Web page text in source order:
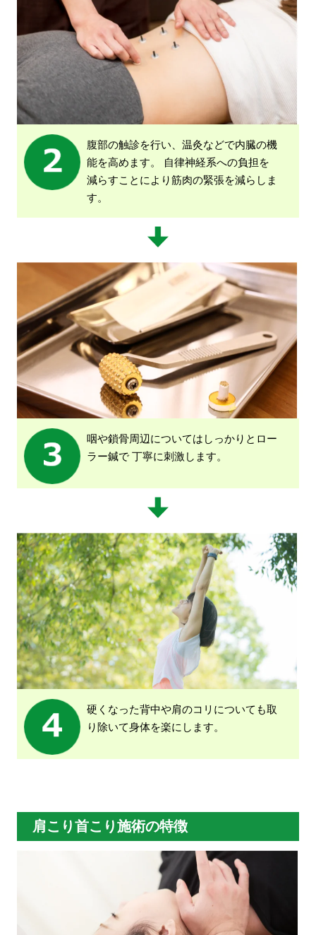
腹部の触診を行い、温灸などで内臓の機
能を高めます。
自律神経系への負担を
減らすことにより筋肉の緊張を減らしま
す。
咽や鎖骨周辺についてはしっかりとロー
ラー鍼で 丁寧に刺激します。
硬くなった背中や肩のコリについても取
り除いて身体を楽にします。
肩こり首こり施術の特徴